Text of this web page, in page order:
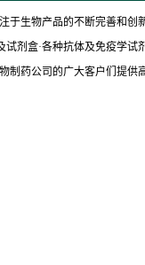
生物产品的不断完善和
剂盒·各种抗体及免疫学
药公司的广大客户们提